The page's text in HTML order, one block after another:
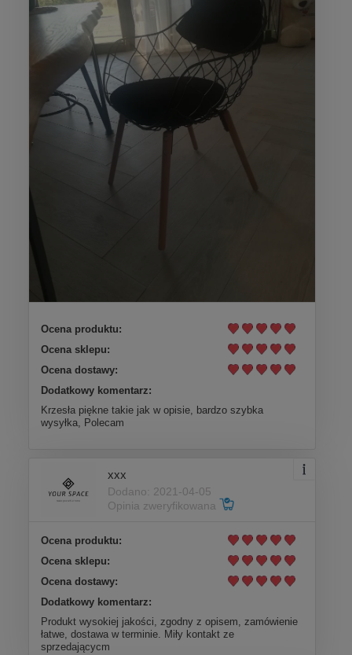
Ocena produktu:
Ocena sklepu:
Ocena dostawy:
Dodatkowy komentarz:
Krzesła piękne takie jak w opisie, bardzo szybka
wysyłka, Polecam
xxx
Dodano: 2021-04-05
Opinia zweryfikowana
Ocena produktu:
Ocena sklepu:
Ocena dostawy:
Dodatkowy komentarz:
Produkt wysokiej jakości, zgodny z opisem, zamówienie
łatwe, dostawa w terminie. Miły kontakt ze
sprzedającycm